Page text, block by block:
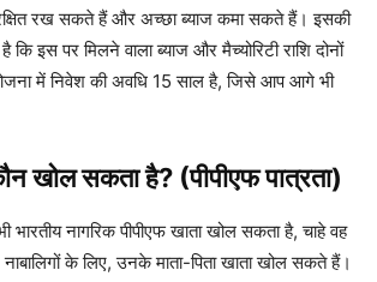
रख सकते हैं और अच्छा ब्याज कमा सकते हैं। इसकी
इस पर मिलने वाला ब्याज और मैच्योरिटी राशि दोनों
में निवेश की अवधि 15 साल है, जिसे आप आगे भी
खोल सकता है? (पीपीएफ पात्रता)
भारतीय नागरिक पीपीएफ खाता खोल सकता है, चाहे वह
नाबालिगों के लिए, उनके माता-पिता खाता खोल सकते हैं।